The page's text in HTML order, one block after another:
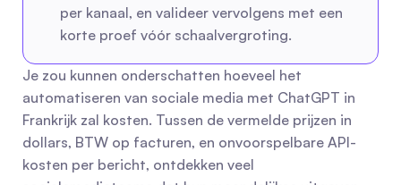
per kanaal, en valideer vervolgens met een
korte proef vóór schaalvergroting.
Je zou kunnen onderschatten hoeveel het
automatiseren van sociale media met ChatGPT in
Frankrijk zal kosten. Tussen de vermelde prijzen in
dollars, BTW op facturen, en onvoorspelbare API-
kosten per bericht, ontdekken veel